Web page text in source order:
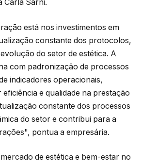
Carla Sarni.
está nos investimentos em
constante dos protocolos,
do setor de estética. A
com padronização de processos
indicadores operacionais,
e qualidade na prestação
constante dos processos
do setor e contribui para a
pontua a empresária.
de estética e bem-estar no